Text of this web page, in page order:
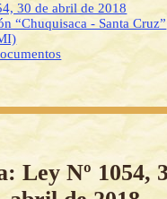
30 de abril de 2018
“Chuquisaca - Santa Cruz”
Ley Nº 1054,